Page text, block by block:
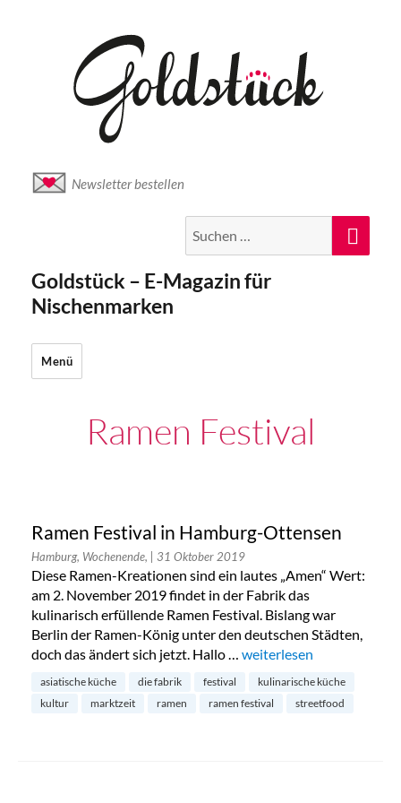
Newsletter bestellen
nach:
Goldstück – E-Magazin für
Nischenmarken
Menü
Ramen Festival
Ramen Festival in Hamburg-Ottensen
Hamburg, Wochenende, | 31 Oktober 2019
Diese Ramen-Kreationen sind ein lautes „Amen“ Wert:
am 2. November 2019 findet in der Fabrik das
kulinarisch erfüllende Ramen Festival. Bislang war
Berlin der Ramen-König unter den deutschen Städten,
doch das ändert sich jetzt. Hallo … „Ramen Festival in
weiterlesen
asiatische küche die fabrik festival
kulinarische küche
kultur
marktzeit ramen ramen festival streetfood